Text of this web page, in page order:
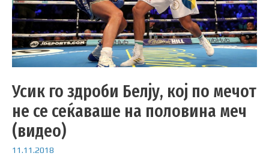
Усик го здроби Белју, кој по мечот
не се сеќаваше на половина меч
(видео)
11.11.2018